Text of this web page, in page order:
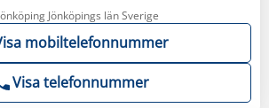
Jönköpings län Sverige
mobiltelefonnummer
Visa telefonnummer